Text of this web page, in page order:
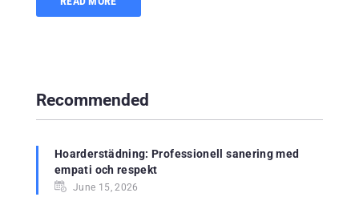
Recommended
Hoarderstädning: Professionell sanering med
empati och respekt
June 15, 2026